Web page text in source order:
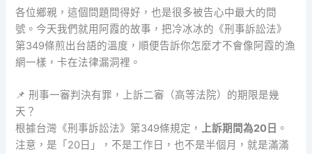
各位鄉親，這個問題問得好，也是很多被告心中最大的問
號。今天我們就用阿霞的故事，把冷冰冰的《刑事訴訟法》
第349條煎出台語的溫度，順便告訴你怎麼才不會像阿霞的漁
網一樣，卡在法律漏洞裡。
📌 刑事一審判決有罪，上訴二審（高等法院）的期限是幾
天？
根據台灣《刑事訴訟法》第349條規定， 上訴期間為20日 。
注意，是「20日」，不是工作日，也不是半個月，就是滿滿